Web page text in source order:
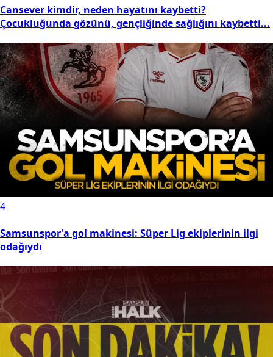
Cansever kimdir, neden hayatını kaybetti?
Çocukluğunda gözünü, gençliğinde sağlığını kaybetti...
4
Samsunspor'a gol makinesi: Süper Lig ekiplerinin ilgi
odağıydı